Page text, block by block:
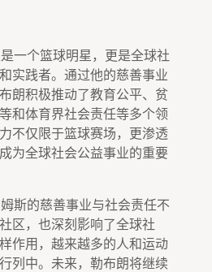
一个篮球明星，更是全球社
实践者。通过他的慈善事业
朗积极推动了教育公平、贫
和体育界社会责任等多个领
不仅限于篮球赛场，更渗透
为全球社会公益事业的重要
斯的慈善事业与社会责任不
区，也深刻影响了全球社
作用，越来越多的人和运动
列中。未来，勒布朗将继续